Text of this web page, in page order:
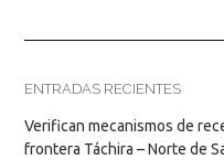
ENTRADAS RECIENTES
Verifican mecanismos de
frontera Táchira – Norte de